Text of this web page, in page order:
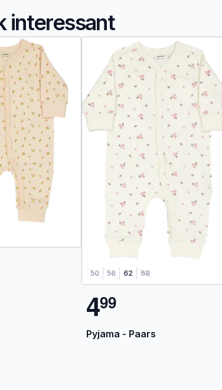
interessant
50 56 62 68
499
Pyjama - Paars